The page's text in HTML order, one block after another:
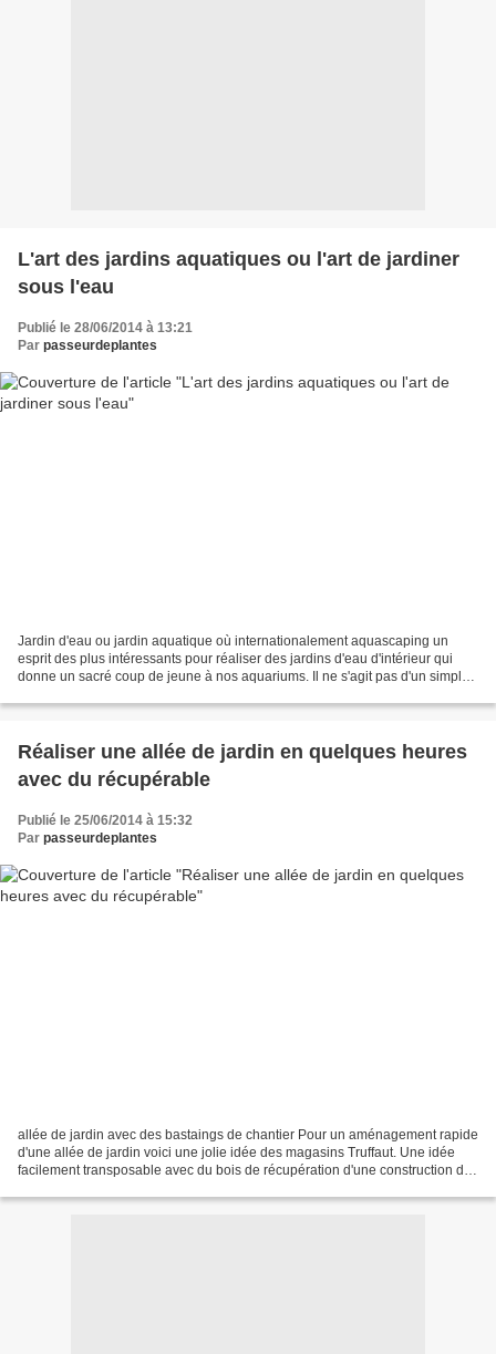
L'art des jardins aquatiques ou l'art de jardiner
sous l'eau
Publié le 28/06/2014 à 13:21
Par passeurdeplantes
Jardin d'eau ou jardin aquatique où internationalement aquascaping un
esprit des plus intéressants pour réaliser des jardins d'eau d'intérieur qui
donne un sacré coup de jeune à nos aquariums. Il ne s'agit pas d'un simple
Réaliser une allée de jardin en quelques heures
avec du récupérable
Publié le 25/06/2014 à 15:32
Par passeurdeplantes
allée de jardin avec des bastaings de chantier Pour un aménagement rapide
d'une allée de jardin voici une jolie idée des magasins Truffaut. Une idée
facilement transposable avec du bois de récupération d'une construction de